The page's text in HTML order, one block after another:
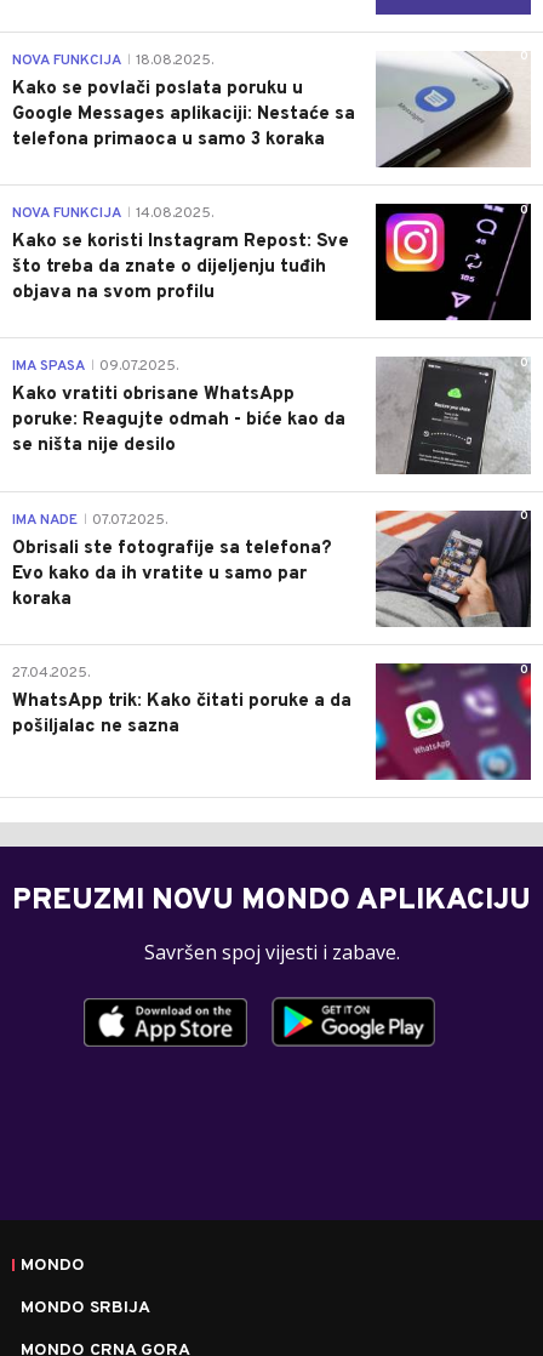
0
NOVA FUNKCIJA 18.08.2025.
Kako se povlači poslata poruku u
Google Messages aplikaciji: Nestaće sa
telefona primaoca u samo 3 koraka
0
NOVA FUNKCIJA 14.08.2025.
Kako se koristi Instagram Repost: Sve
što treba da znate o dijeljenju tuđih
objava na svom profilu
0
IMA SPASA 09.07.2025.
Kako vratiti obrisane WhatsApp
poruke: Reagujte odmah - biće kao da
se ništa nije desilo
0
IMA NADE 07.07.2025.
Obrisali ste fotografije sa telefona?
Evo kako da ih vratite u samo par
koraka
0
27.04.2025.
WhatsApp trik: Kako čitati poruke a da
pošiljalac ne sazna
PREUZMI NOVU MONDO APLIKACIJU
Savršen spoj vijesti i zabave.
MONDO
MONDO SRBIJA
MONDO CRNA GORA